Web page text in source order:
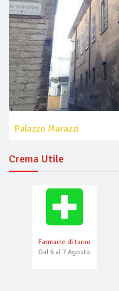
Palazzo Marazzi
Crema Utile
Farmacie di turno
Dal 6 al 7 Agosto